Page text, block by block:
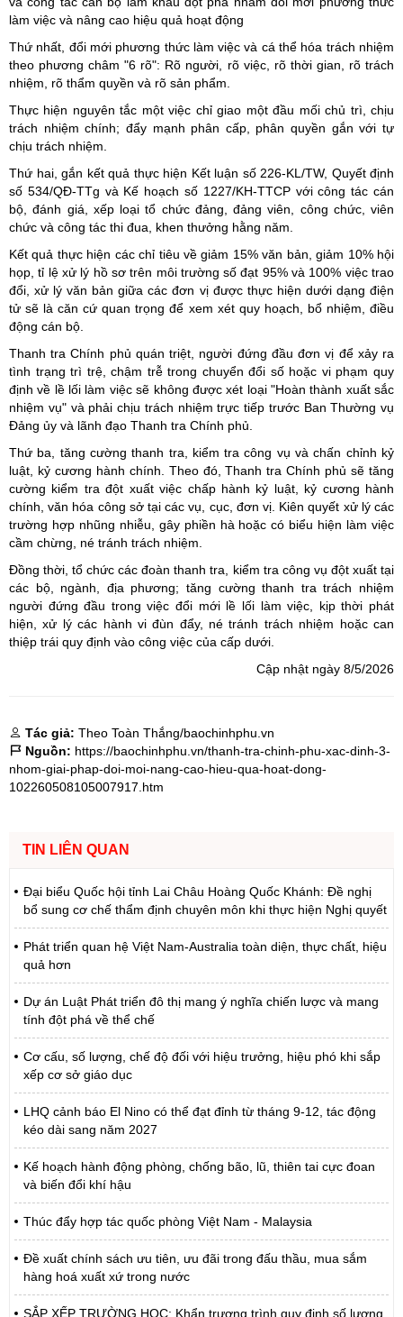
làm việc và nâng cao hiệu quả hoạt động
Thứ nhất, đổi mới phương thức làm việc và cá thể hóa trách nhiệm
theo phương châm "6 rõ": Rõ người, rõ việc, rõ thời gian, rõ trách
nhiệm, rõ thẩm quyền và rõ sản phẩm.
Thực hiện nguyên tắc một việc chỉ giao một đầu mối chủ trì, chịu
trách nhiệm chính; đẩy mạnh phân cấp, phân quyền gắn với tự
chịu trách nhiệm.
Thứ hai, gắn kết quả thực hiện Kết luận số 226-KL/TW, Quyết định
số 534/QĐ-TTg và Kế hoạch số 1227/KH-TTCP với công tác cán
bộ, đánh giá, xếp loại tổ chức đảng, đảng viên, công chức, viên
chức và công tác thi đua, khen thưởng hằng năm.
Kết quả thực hiện các chỉ tiêu về giảm 15% văn bản, giảm 10% hội
họp, tỉ lệ xử lý hồ sơ trên môi trường số đạt 95% và 100% việc trao
đổi, xử lý văn bản giữa các đơn vị được thực hiện dưới dạng điện
tử sẽ là căn cứ quan trọng để xem xét quy hoạch, bổ nhiệm, điều
động cán bộ.
Thanh tra Chính phủ quán triệt, người đứng đầu đơn vị để xảy ra
tình trạng trì trệ, chậm trễ trong chuyển đổi số hoặc vi phạm quy
định về lề lối làm việc sẽ không được xét loại "Hoàn thành xuất sắc
nhiệm vụ" và phải chịu trách nhiệm trực tiếp trước Ban Thường vụ
Đảng ủy và lãnh đạo Thanh tra Chính phủ.
Thứ ba, tăng cường thanh tra, kiểm tra công vụ và chấn chỉnh kỷ
luật, kỷ cương hành chính. Theo đó, Thanh tra Chính phủ sẽ tăng
cường kiểm tra đột xuất việc chấp hành kỷ luật, kỷ cương hành
chính, văn hóa công sở tại các vụ, cục, đơn vị. Kiên quyết xử lý các
trường hợp nhũng nhiễu, gây phiền hà hoặc có biểu hiện làm việc
cầm chừng, né tránh trách nhiệm.
Đồng thời, tổ chức các đoàn thanh tra, kiểm tra công vụ đột xuất tại
các bộ, ngành, địa phương; tăng cường thanh tra trách nhiệm
người đứng đầu trong việc đổi mới lề lối làm việc, kịp thời phát
hiện, xử lý các hành vi đùn đẩy, né tránh trách nhiệm hoặc can
thiệp trái quy định vào công việc của cấp dưới.
Cập nhật ngày 8/5/2026
Tác giả: Theo Toàn Thắng/baochinhphu.vn
Nguồn: https://baochinhphu.vn/thanh-tra-chinh-phu-xac-dinh-3-
nhom-giai-phap-doi-moi-nang-cao-hieu-qua-hoat-dong-
102260508105007917.htm
TIN LIÊN QUAN
Đại biểu Quốc hội tỉnh Lai Châu Hoàng Quốc Khánh: Đề nghị
bổ sung cơ chế thẩm định chuyên môn khi thực hiện Nghị quyết
Phát triển quan hệ Việt Nam-Australia toàn diện, thực chất, hiệu
quả hơn
Dự án Luật Phát triển đô thị mang ý nghĩa chiến lược và mang
tính đột phá về thể chế
Cơ cấu, số lượng, chế độ đối với hiệu trưởng, hiệu phó khi sắp
xếp cơ sở giáo dục
LHQ cảnh báo El Nino có thể đạt đỉnh từ tháng 9-12, tác động
kéo dài sang năm 2027
Kế hoạch hành động phòng, chống bão, lũ, thiên tai cực đoan
và biến đổi khí hậu
Thúc đẩy hợp tác quốc phòng Việt Nam - Malaysia
Đề xuất chính sách ưu tiên, ưu đãi trong đấu thầu, mua sắm
hàng hoá xuất xứ trong nước
SẮP XẾP TRƯỜNG HỌC: Khẩn trương trình quy định số lượng